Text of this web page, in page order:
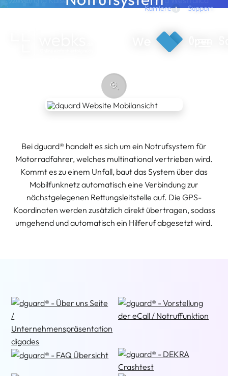
Direkt zum Inhalt Karriere 1 Support
webks: websolutions kept simple
Bei dguard® handelt es sich um ein Notrufsystem für
Motorradfahrer, welches multinational vertrieben wird.
Kommt es zu einem Unfall, baut das System über das
Mobilfunknetz automatisch eine Verbindung zur
nächstgelegenen Rettungsleitstelle auf. Die GPS-
Koordinaten werden zusätzlich direkt übertragen, sodass
umgehend und automatisch ein Hilferuf abgesetzt wird.